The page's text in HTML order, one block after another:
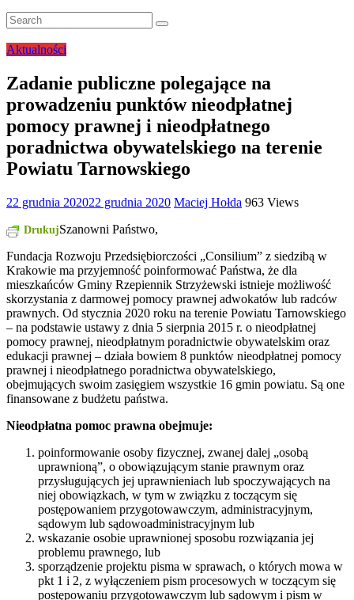
Aktualności
Zadanie publiczne polegające na
prowadzeniu punktów nieodpłatnej
pomocy prawnej i nieodpłatnego
poradnictwa obywatelskiego na terenie
Powiatu Tarnowskiego
22 grudnia 202022 grudnia 2020 Maciej Hołda 963 Views
DrukujSzanowni Państwo,
Fundacja Rozwoju Przedsiębiorczości „Consilium” z siedzibą w
Krakowie ma przyjemność poinformować Państwa, że dla
mieszkańców Gminy Rzepiennik Strzyżewski istnieje możliwość
skorzystania z darmowej pomocy prawnej adwokatów lub radców
prawnych. Od stycznia 2020 roku na terenie Powiatu Tarnowskiego
– na podstawie ustawy z dnia 5 sierpnia 2015 r. o nieodpłatnej
pomocy prawnej, nieodpłatnym poradnictwie obywatelskim oraz
edukacji prawnej – działa bowiem 8 punktów nieodpłatnej pomocy
prawnej i nieodpłatnego poradnictwa obywatelskiego,
obejmujących swoim zasięgiem wszystkie 16 gmin powiatu. Są one
finansowane z budżetu państwa.
Nieodpłatna pomoc prawna obejmuje:
poinformowanie osoby fizycznej, zwanej dalej „osobą
uprawnioną”, o obowiązującym stanie prawnym oraz
przysługujących jej uprawnieniach lub spoczywających na
niej obowiązkach, w tym w związku z toczącym się
postępowaniem przygotowawczym, administracyjnym,
sądowym lub sądowoadministracyjnym lub
wskazanie osobie uprawnionej sposobu rozwiązania jej
problemu prawnego, lub
sporządzenie projektu pisma w sprawach, o których mowa w
pkt 1 i 2, z wyłączeniem pism procesowych w toczącym się
postępowaniu przygotowawczym lub sądowym i pism w